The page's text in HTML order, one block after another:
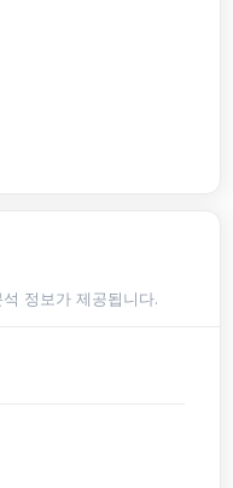
정보가 제공됩니다.